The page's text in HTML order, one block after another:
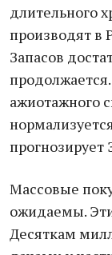
длительного
производят в
Запасов
ажиотажного
прогнозирует
Массовые
ожидаемы.
Десяткам